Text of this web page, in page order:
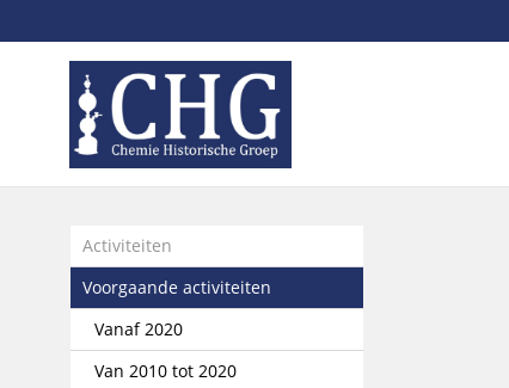
links
Spring
naar
de
inhoud
naar
het
menu
Activiteiten
Voorgaande activiteiten
Vanaf 2020
Van 2010 tot 2020